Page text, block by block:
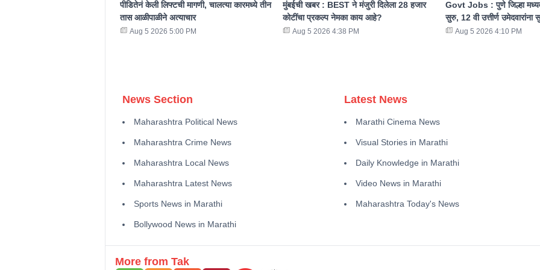
पीडितेनं केली लिफ्टची मागणी, चालत्या कारमध्ये तीन
तास आळीपाळीने अत्याचार
Aug 5 2026 5:00 PM
मुंबईची खबर : BEST ने मंजुरी दिलेला 28 हजार
कोटींचा प्रकल्प नेमका काय आहे?
Aug 5 2026 4:38 PM
Govt Jobs : पुणे जिल्हा
सुरु, 12 वी उत्तीर्ण उमेदवारांना
Aug 5 2026 4:10 PM
News Section
Maharashtra Political News
Maharashtra Crime News
Maharashtra Local News
Maharashtra Latest News
Sports News in Marathi
Bollywood News in Marathi
Latest News
Marathi Cinema News
Visual Stories in Marathi
Daily Knowledge in Marathi
Video News in Marathi
Maharashtra Today's News
More from Tak